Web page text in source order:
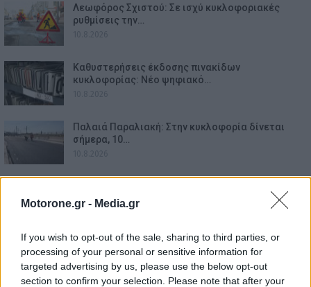
Motorone.gr - Media.gr
If you wish to opt-out of the sale, sharing to third parties, or
processing of your personal or sensitive information for
targeted advertising by us, please use the below opt-out
section to confirm your selection. Please note that after your
Λεωφόρος Σχιστού: Σε ισχύ κυκλοφοριακές
ρυθμίσεις την…
Καθυστερήσεις έκδοσης πινακίδων
κυκλοφορίας: Νέο ψηφιακό…
Παλαιά Παραλιακή: Στην κυκλοφορία δίνεται
σήμερα, 10…
ηλεκτρικό, από…
Toyota GR86: Στοχευμένες αλλαγές με επίκεντρο
τον οδηγό…
9.8.2026